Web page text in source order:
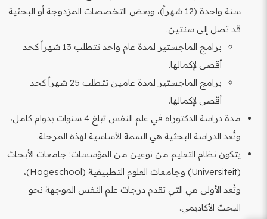
سنة واحدة (12 شهراً)، وبعض التخصصات المزدوجة أو البحثية
قد تصل إلى سنتين.
برامج الماجستير لمدة عام واحد تتطلب 13 شهراً كحد
أقصى لإكمالها.
برامج الماجستير لمدة عامين تتطلب 25 شهراً كحد
أقصى لإكمالها.
مدة دراسة الدكتوراه في علم النفس تبلغ 4 سنوات بدوام كامل،
وتُعد الدراسة البحثية هي السمة الأساسية لهذه المرحلة.
يتكون نظام التعليم من نوعين من المؤسسات: جامعات الأبحاث
(Universiteit) وجامعات العلوم التطبيقية (Hogeschool)،
وتُعد الأولى هي التي تقدم درجات علم النفس الموجهة نحو
البحث الأكاديمي.